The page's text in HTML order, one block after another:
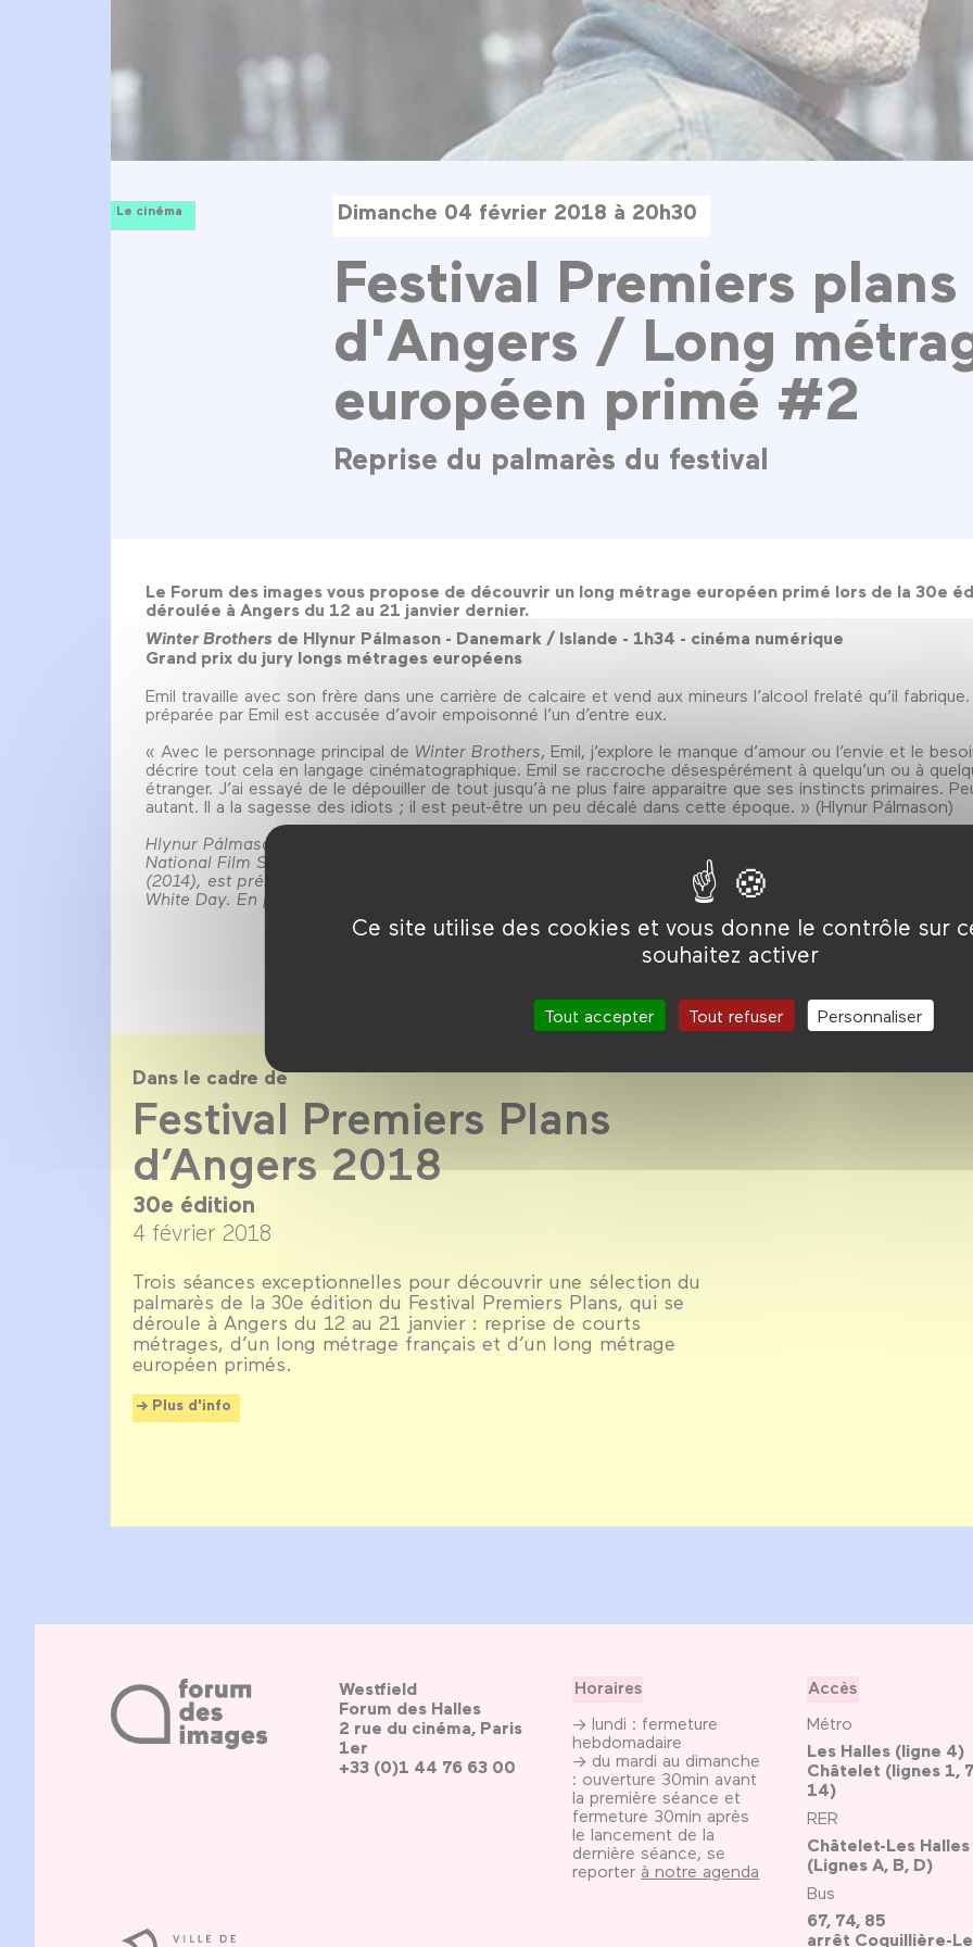
Ce site utilise des cookies et vous donne le contrôle sur
souhaitez activer
Tout accepter Tout refuser Personnaliser
Le cinéma Dimanche 04 février 2018 à 20h30
Festival Premiers plans
d'Angers / Long
européen primé #2
Reprise du palmarès du festival
Le Forum des images vous propose de découvrir un long métrage européen primé lors de la 30e
déroulée à Angers du 12 au 21 janvier dernier.
Winter Brothers de Hlynur Pálmason - Danemark / Islande - 1h34 - cinéma numérique
Grand prix du jury longs métrages européens
Emil travaille avec son frère dans une carrière de calcaire et vend aux mineurs l’alcool frelaté qu’il
préparée par Emil est accusée d’avoir empoisonné l’un d’entre eux.
« Avec le personnage principal de Winter Brothers, Emil, j’explore le manque d’amour ou l’envie et le
décrire tout cela en langage cinématographique. Emil se raccroche désespérément à quelqu’un ou à
étranger. J’ai essayé de le dépouiller de tout jusqu’à ne plus faire apparaitre que ses instincts primaires.
autant. Il a la sagesse des idiots ; il est peut-être un peu décalé dans cette époque. » (Hlynur Pálmason)
Hlynur Pálmason est né en 1984 en Islande. Il commence sa carrière en tant qu’artiste visuel et
National Film School. Son film de fin d’études, A Painter (2013) est nommé à la Danish Film
(2014), est présenté à Toronto. Winter Brothers est son premier long métrage. Il travaille
White Day. En parallèle, il expose ses travaux artistiques et ses installations vidéo.
Dans le cadre de
Festival Premiers Plans
d’Angers 2018
30e édition
4 février 2018
Trois séances exceptionnelles pour découvrir une sélection du
palmarès de la 30e édition du Festival Premiers Plans, qui se
déroule à Angers du 12 au 21 janvier : reprise de courts
métrages, d’un long métrage français et d’un long métrage
européen primés.
Plus d'info
Ville
Westfield
Forum des Halles
2 rue du cinéma, Paris
1er
+33 (0)1 44 76 63 00
Horaires
→ lundi : fermeture
hebdomadaire
→ du mardi au dimanche
: ouverture 30min avant
la première séance et
fermeture 30min après
le lancement de la
dernière séance, se
reporter à notre agenda
Accès
Métro
Les Halles (ligne 4)
Châtelet (lignes 1,
14)
RER
Châtelet-Les Halles
(Lignes A, B, D)
Bus
67, 74, 85
arrêt Coquillière-